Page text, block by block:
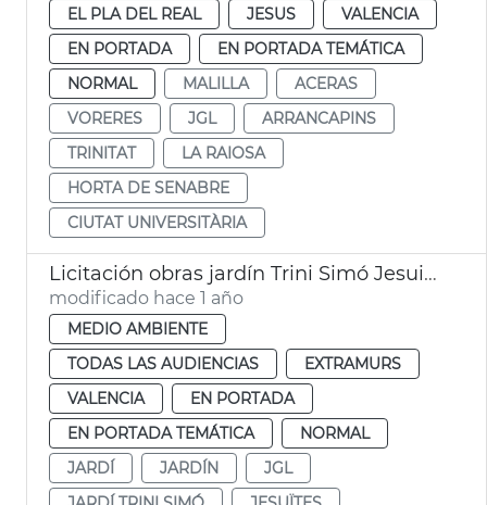
EL PLA DEL REAL
JESUS
VALENCIA
EN PORTADA
EN PORTADA TEMÁTICA
NORMAL
MALILLA
ACERAS
VORERES
JGL
ARRANCAPINS
TRINITAT
LA RAIOSA
HORTA DE SENABRE
CIUTAT UNIVERSITÀRIA
Licitación obras jardín Trini Simó Jesuitas
modificado hace 1 año
MEDIO AMBIENTE
TODAS LAS AUDIENCIAS
EXTRAMURS
VALENCIA
EN PORTADA
EN PORTADA TEMÁTICA
NORMAL
JARDÍ
JARDÍN
JGL